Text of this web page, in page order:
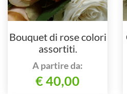
Bouquet di rose colori
assortiti.
A partire da:
€ 40,00